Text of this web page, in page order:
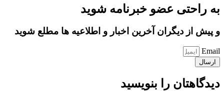
به راحتی عضو خبرنامه شوید
و پیش از دیگران آخرین اخبار و اطلاعیه ها مطلع شوید
Email
ارسال
دیدگاهتان را بنویسید